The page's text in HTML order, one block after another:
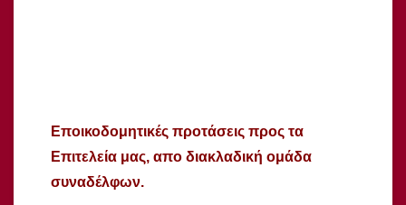
Εποικοδομητικές προτάσεις προς τα
Επιτελεία μας, απο διακλαδική ομάδα
συναδέλφων.